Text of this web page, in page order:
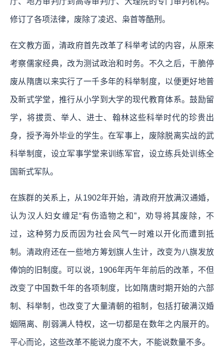
修订了各项法律，废除了凌迟、枭首等酷刑。
在文教方面，清政府首先改革了科举考试的内容，从原来
考察儒家经典，改为测试政治和时务。不久之后，干脆停
废从隋唐以来实行了一千多年的科举制度，以便更好地普
及新式学堂，推行从小学到大学的现代教育体系。鼓励留
学，将拔贡、举人、进士、翰林这些科举时代的珍贵出
身，授予海外毕业的学生。在军事上，废除脱离实战的武
科举制度，设立军事学堂来训练军官，设立练兵处训练全
国新式军队。
在族群的关系上，从1902年开始，清政府开放满汉通婚，
认为汉人妇女缠足“有伤造物之和”，劝导将其废除，不
过，这种努力反而因为社会风气一时难以开化而遭到抵
制。清政府还在一些地方筹划旗人生计，改变为八旗发放
俸饷的旧制度。可以说，1906年丙午年前后的改革，不但
改变了中国数千年的各项制度，比如隋唐时期开始的六部
制、科举制，也改变了大量清朝的祖制，包括打破满汉婚
姻隔离、削弱满人特权，这一切都是在数年之内展开的。
平心而论，这些改革不能说力度不大，不能说数量不多。